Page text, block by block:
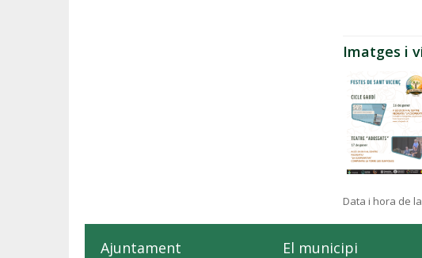
Imatges i
Data i hora de
Ajuntament El municipi